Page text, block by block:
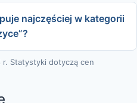
najczęściej w kategorii
Statystyki dotyczą cen